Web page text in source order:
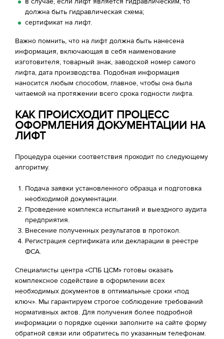
должна быть гидравлическая схема;
сертификат на лифт.
Важно помнить, что на лифт должна быть нанесена
информация, включающая в себя наименование
изготовителя, товарный знак, заводской номер самого
лифта, дата производства. Подобная информация
наносится любым способом, главное, чтобы она была
читаемой на протяжении всего срока годности лифта.
КАК ПРОИСХОДИТ ПРОЦЕСС
ОФОРМЛЕНИЯ ДОКУМЕНТАЦИИ НА
ЛИФТ
Процедура оценки соответствия проходит по следующему
алгоритму.
Подача заявки установленного образца и подготовка
необходимой документации.
Проведение комплекса испытаний и выездного аудита
предприятия.
Внесение полученных результатов в протокол.
Регистрация сертификата или декларации в реестре
ФСА.
Специалисты центра «СПБ ЦСМ» готовы оказать
комплексное содействие в оформлении всех
необходимых документов в оптимальные сроки «под
ключ». Мы гарантируем строгое соблюдение требований
нормативных актов. Для получения более подробной
информации о порядке оценки заполните на сайте форму
обратной связи или обратитесь по указанным телефонам.